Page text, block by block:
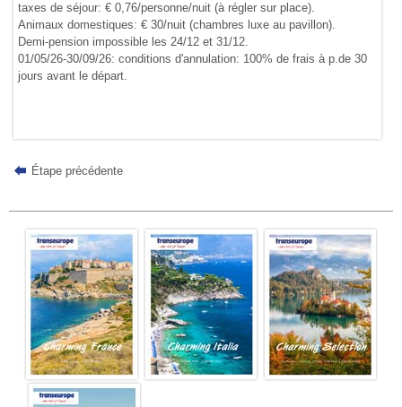
taxes de séjour: € 0,76/personne/nuit (à régler sur place).
Animaux domestiques: € 30/nuit (chambres luxe au pavillon).
Demi-pension impossible les 24/12 et 31/12.
01/05/26-30/09/26: conditions d'annulation: 100% de frais à p.de 30
jours avant le départ.
Étape précédente